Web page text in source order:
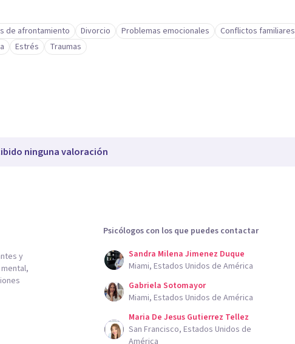
de afrontamiento Divorcio Problemas emocionales
Conflictos familiares
Estrés Traumas
ninguna valoración
y
Psicólogos con los que puedes contactar
Sandra Milena Jimenez Duque
Miami, Estados Unidos de América
Gabriela Sotomayor
Miami, Estados Unidos de América
Maria De Jesus Gutierrez Tellez
San Francisco, Estados Unidos de
América